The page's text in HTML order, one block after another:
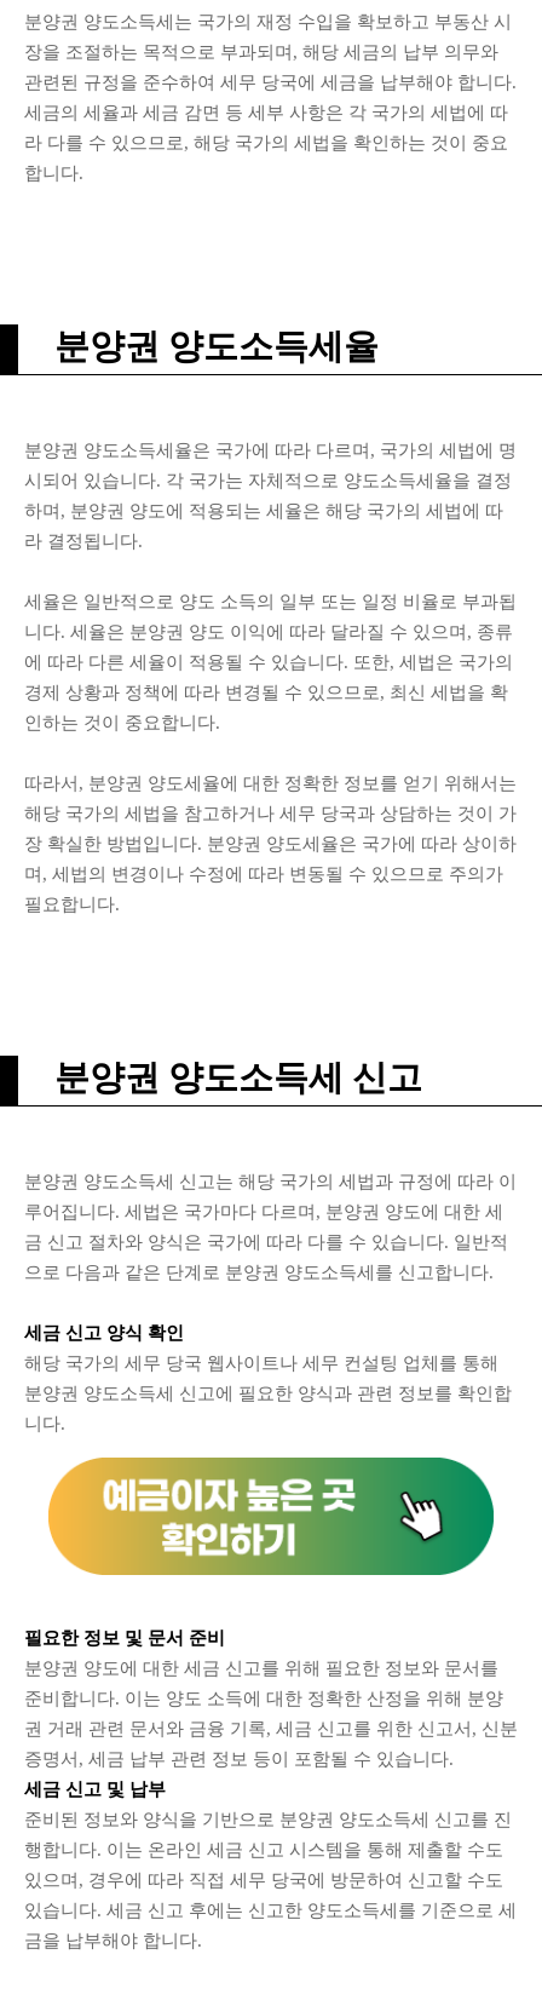
분양권 양도소득세는 국가의 재정 수입을 확보하고 부동산 시
장을 조절하는 목적으로 부과되며, 해당 세금의 납부 의무와
관련된 규정을 준수하여 세무 당국에 세금을 납부해야 합니다.
세금의 세율과 세금 감면 등 세부 사항은 각 국가의 세법에 따
라 다를 수 있으므로, 해당 국가의 세법을 확인하는 것이 중요
합니다.
분양권 양도소득세율
분양권 양도소득세율은 국가에 따라 다르며, 국가의 세법에 명
시되어 있습니다. 각 국가는 자체적으로 양도소득세율을 결정
하며, 분양권 양도에 적용되는 세율은 해당 국가의 세법에 따
라 결정됩니다.
세율은 일반적으로 양도 소득의 일부 또는 일정 비율로 부과됩
니다. 세율은 분양권 양도 이익에 따라 달라질 수 있으며, 종류
에 따라 다른 세율이 적용될 수 있습니다. 또한, 세법은 국가의
경제 상황과 정책에 따라 변경될 수 있으므로, 최신 세법을 확
인하는 것이 중요합니다.
따라서, 분양권 양도세율에 대한 정확한 정보를 얻기 위해서는
해당 국가의 세법을 참고하거나 세무 당국과 상담하는 것이 가
장 확실한 방법입니다. 분양권 양도세율은 국가에 따라 상이하
며, 세법의 변경이나 수정에 따라 변동될 수 있으므로 주의가
필요합니다.
분양권 양도소득세 신고
분양권 양도소득세 신고는 해당 국가의 세법과 규정에 따라 이
루어집니다. 세법은 국가마다 다르며, 분양권 양도에 대한 세
금 신고 절차와 양식은 국가에 따라 다를 수 있습니다. 일반적
으로 다음과 같은 단계로 분양권 양도소득세를 신고합니다.
세금 신고 양식 확인
해당 국가의 세무 당국 웹사이트나 세무 컨설팅 업체를 통해
분양권 양도소득세 신고에 필요한 양식과 관련 정보를 확인합
니다.
필요한 정보 및 문서 준비
분양권 양도에 대한 세금 신고를 위해 필요한 정보와 문서를
준비합니다. 이는 양도 소득에 대한 정확한 산정을 위해 분양
권 거래 관련 문서와 금융 기록, 세금 신고를 위한 신고서, 신분
증명서, 세금 납부 관련 정보 등이 포함될 수 있습니다.
세금 신고 및 납부
준비된 정보와 양식을 기반으로 분양권 양도소득세 신고를 진
행합니다. 이는 온라인 세금 신고 시스템을 통해 제출할 수도
있으며, 경우에 따라 직접 세무 당국에 방문하여 신고할 수도
있습니다. 세금 신고 후에는 신고한 양도소득세를 기준으로 세
금을 납부해야 합니다.